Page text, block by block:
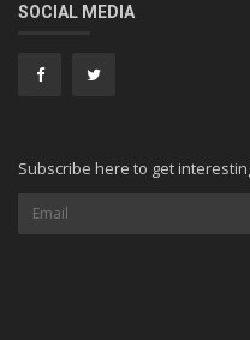
SOCIAL MEDIA
Subscribe here to get